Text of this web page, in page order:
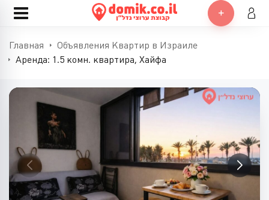
Главная
Объявления Квартир в Израиле
Аренда: 1.5 комн. квартира, Хайфа